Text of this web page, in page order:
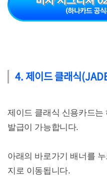
4. 제이드 클래식
제이드 클래식 신용카드는
발급이 가능합니다.
아래의 바로가기 배너를
지로 이동됩니다.